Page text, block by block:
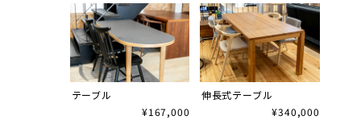
テーブル
¥167,000
伸長式テーブル
¥340,000